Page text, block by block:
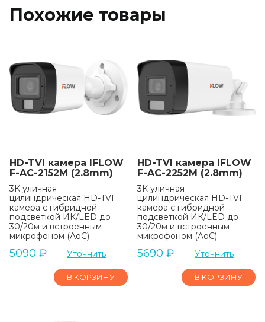
Похожие товары
HD-TVI камера IFLOW
F-AC-2152M (2.8mm)
3К уличная
цилиндрическая HD-TVI
камера с гибридной
подсветкой ИК/LED до
30/20м и встроенным
микрофоном (AoC)
5090 ₽ Уточнить
В КОРЗИНУ
HD-TVI камера IFLOW
F-AC-2252M (2.8mm)
3К уличная
цилиндрическая HD-TVI
камера с гибридной
подсветкой ИК/LED до
30/20м и встроенным
микрофоном (AoC)
5690 ₽ Уточнить
В КОРЗИНУ